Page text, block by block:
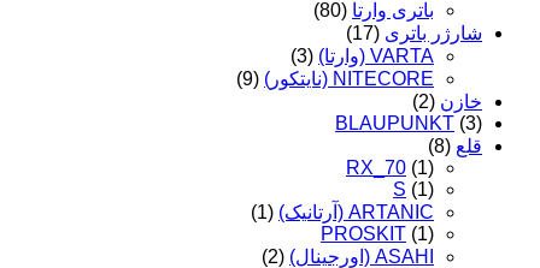
باتری وارتا (80)
شارژر باتری (17)
VARTA (وارتا)
(3)
NITECORE (نایتکور)
(9)
خازن (2)
BLAUPUNKT (3)
قلع (8)
RX_70 (1)
S (1)
ARTANIC (آرتانیک)
(1)
PROSKIT (1)
ASAHI (اورجینال)
(2)